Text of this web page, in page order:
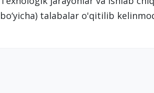
bo‘yicha) talabalar o'qitilib